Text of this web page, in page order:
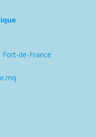
Fort-de-France